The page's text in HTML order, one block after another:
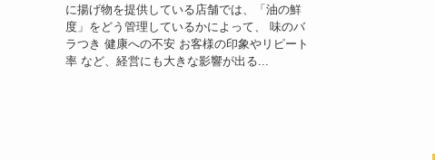
に揚げ物を提供している店舗では、「油の鮮
度」をどう管理しているかによって、 味のバ
ラつき 健康への不安 お客様の印象やリピート
率 など、経営にも大きな影響が出る...